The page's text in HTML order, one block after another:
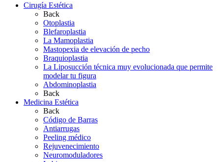
Cirugía Estética
Back
Otoplastia
Blefaroplastia
La Mamoplastia
Mastopexia de elevación de pecho
Braquioplastia
La Liposucción técnica muy evolucionada que permite
modelar tu figura
Abdominoplastia
Back
Medicina Estética
Back
Código de Barras
Antiarrugas
Peeling médico
Rejuvenecimiento
Neuromoduladores